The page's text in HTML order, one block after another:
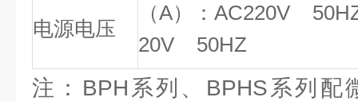
电源电压
（A）：AC220V
20V 50HZ
注：BPH系列、BPHS系列配